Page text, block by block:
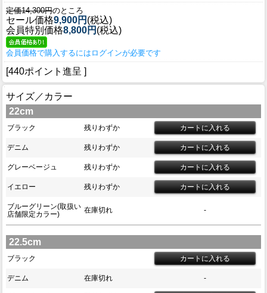
定価14,300円のところ
セール価格9,900円 (税込)
会員特別価格8,800円 (税込)
会員価格で購入するにはログインが必要です
[440ポイント進呈 ]
サイズ／カラー
22cm
ブラック 残りわずか
デニム 残りわずか
グレーベージュ 残りわずか
イエロー 残りわずか
ブルーグリーン(取扱い
店舗限定カラー)
在庫切れ -
22.5cm
ブラック
デニム 在庫切れ -